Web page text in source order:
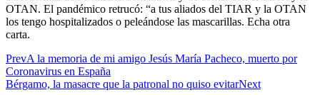
OTAN. El pandémico retrucó: “a tus aliados del TIAR y la OTAN
los tengo hospitalizados o peleándose las mascarillas. Echa otra
carta.
PrevA la memoria de mi amigo Jesús María Pacheco, muerto por
Coronavirus en España
Bérgamo, la masacre que la patronal no quiso evitarNext